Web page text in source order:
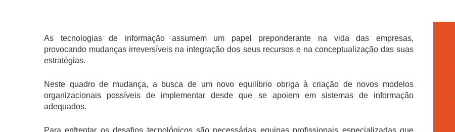
As tecnologias de informação assumem um papel preponderante na vida das empresas,
provocando mudanças irreversíveis na integração dos seus recursos e na conceptualização das suas
estratégias.
Neste quadro de mudança, a busca de um novo equilíbrio obriga à criação de novos modelos
organizacionais possíveis de implementar desde que se apoiem em sistemas de informação
adequados.
Para enfrentar os desafios tecnológicos são necessárias equipas profissionais especializadas que